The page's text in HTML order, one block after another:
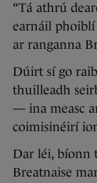
“Tá athrú
earnáil phoiblí
ar ranganna
Dúirt sí go
thuilleadh
— ina measc
coimisinéirí
Dar léi, bíonn
Breatnaise